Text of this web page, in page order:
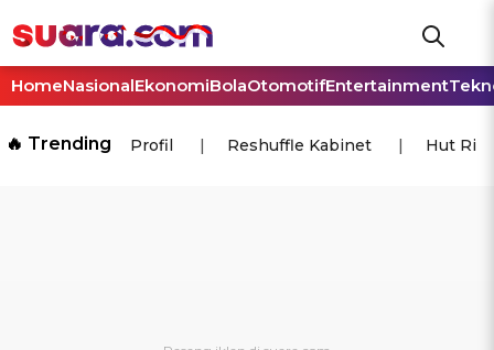
HomeNasionalEkonomiBolaOtomotifEntertainment
🔥 Trending Profil Reshuffle Kabinet Hut Ri